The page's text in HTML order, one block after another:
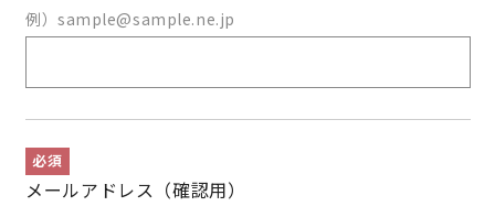
例）sample@sample.ne.jp
必須
メールアドレス （確認用）